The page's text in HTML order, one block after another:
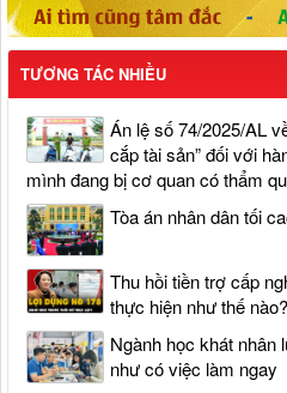
TƯƠNG TÁC NHIỀU
Án lệ số 74/2025/AL
cắp tài sản” đối với
mình đang bị cơ quan có thẩm
Tòa án nhân dân tối
Thu hồi tiền trợ cấp
thực hiện như thế nào?
Ngành học khát nhân
như có việc làm ngay